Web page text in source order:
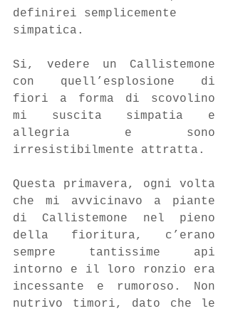
definirei semplicemente
simpatica.
Si, vedere un Callistemone
con quell’esplosione di
fiori a forma di scovolino
mi suscita simpatia e
allegria e sono
irresistibilmente attratta.
Questa primavera, ogni volta
che mi avvicinavo a piante
di Callistemone nel pieno
della fioritura, c’erano
sempre tantissime api
intorno e il loro ronzio era
incessante e rumoroso. Non
nutrivo timori, dato che le